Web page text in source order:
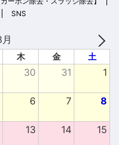
SNS
木 金 土
30 31 1
6 7 8
13 14 15